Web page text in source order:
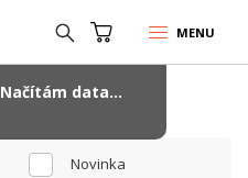
MENU
Novinka
Načítám data...